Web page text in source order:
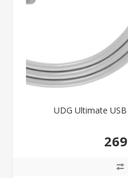
UDG Ultimate